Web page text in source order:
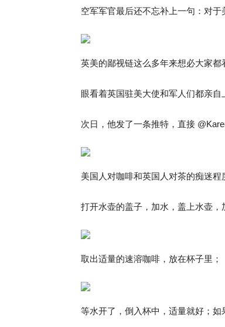
空军军官最后还不忘补上一句：对于
英美的鄙视链这么多年来想必大家都
眼看着英国驻美大使和军人们都亲自
次日，他发了一条推特，直接
美国人对咖啡和英国人对茶的痴迷
打开水壶的盖子，加水，盖上水壶，
取出适量的速溶咖啡，放在杯子里；
等水开了，倒入杯中，适量就好；如